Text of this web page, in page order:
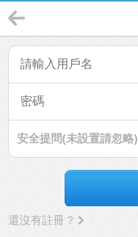
安全提問(未設置請忽略)
還沒有註冊？